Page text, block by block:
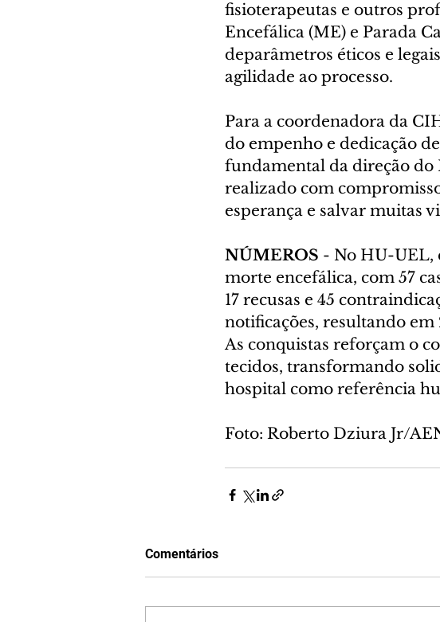
fisioterapeutas e outros
Encefálica (ME) e Parada
deparâmetros éticos e
agilidade ao processo.
Para a coordenadora da
do empenho e dedicação
fundamental da direção do
realizado com
esperança e salvar muitas
NÚMEROS - No HU-UEL,
morte encefálica, com 57
17 recusas e 45
notificações, resultando em
As conquistas reforçam o
tecidos, transformando
hospital como referência
Foto: Roberto Dziura Jr/
Comentários